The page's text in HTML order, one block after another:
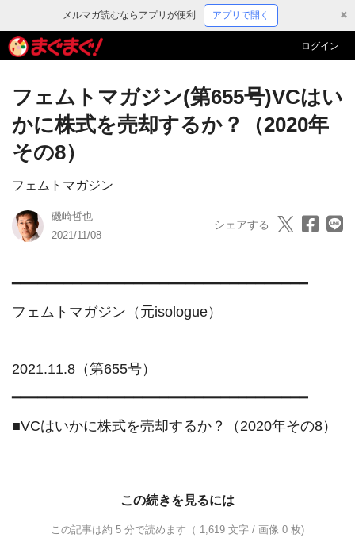
メルマガ読むならアプリが便利 アプリで開く ✖
ログイン
フェムトマガジン(第655号)VCはい
かに株式を売却するか？（2020年
その8）
フェムトマガジン
磯崎哲也
2021/11/08
シェアする
━━━━━━━━━━━━━━━━━━━━━━━━━━━━━━━━━━
フェムトマガジン（元isologue）
2021.11.8（第655号）
━━━━━━━━━━━━━━━━━━━━━━━━━━━━━━━━━━
この続きを見るには
この記事は約 5 分で読めます（ 1,619 文字 / 画像 0 枚)